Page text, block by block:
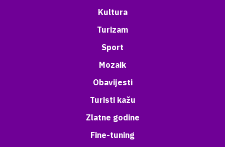
Kultura
Turizam
Sport
Mozaik
Obavijesti
Turisti kažu
Zlatne godine
Fine-tuning